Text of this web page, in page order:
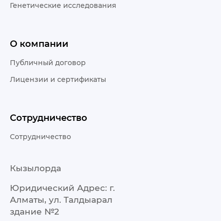
Генетические исследования
О компании
Публичный договор
Лицензии и сертификаты
Сотрудничество
Сотрудничество
Кызылорда
Юридический Адрес: г.
Алматы, ул. Талдыарал
здание №2